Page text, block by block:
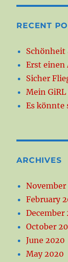
RECENT
Schönheit
Erst einen
Sicher
Mein
Es könnte
ARCHIVES
November
February
December
October
June 2020
May 2020